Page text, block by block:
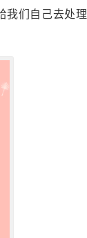
我们自己去处